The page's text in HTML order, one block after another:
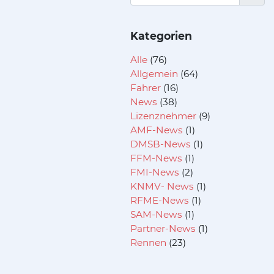
Kategorien
Alle (76)
Allgemein (64)
Fahrer (16)
News (38)
Lizenznehmer (9)
AMF-News (1)
DMSB-News (1)
FFM-News (1)
FMI-News (2)
KNMV- News (1)
RFME-News (1)
SAM-News (1)
Partner-News (1)
Rennen (23)